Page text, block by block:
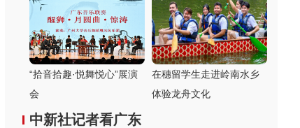
“拾音拾趣·悦舞悦心”展演
会
在穗留学生走进岭南水乡
体验龙舟文化
中新社记者看广东